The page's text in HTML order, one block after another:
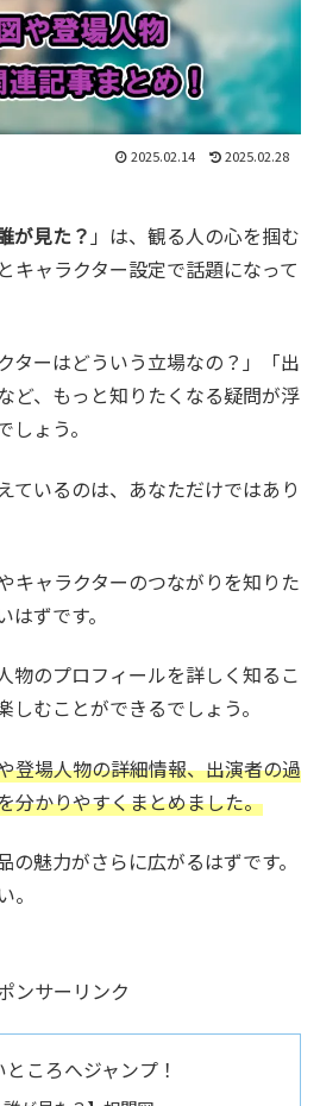
2025.02.14 2025.02.28
が見た？ 」は、観る人の心を掴む
キャラクター設定で話題になって
ターはどういう立場なの？」「出
ど、もっと知りたくなる疑問が浮
ょう。
ているのは、あなただけではあり
キャラクターのつながりを知りた
ずです。
物のプロフィールを詳しく知るこ
しむことができるでしょう。
登場人物の詳細情報、出演者の過
分かりやすくまとめました。
の魅力がさらに広がるはずです。
ンサーリンク
ころへジャンプ！